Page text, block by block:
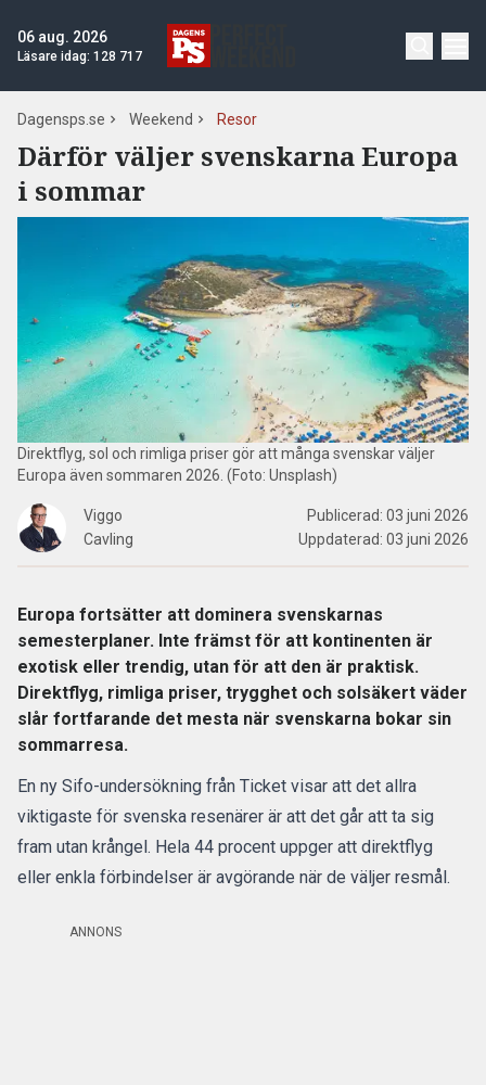
06 aug. 2026
Läsare idag: 128 717
Dagensps.se Weekend Resor
Därför väljer svenskarna Europa
i sommar
Direktflyg, sol och rimliga priser gör att många svenskar väljer
Europa även sommaren 2026. (Foto: Unsplash)
Viggo
Cavling
Publicerad: 03 juni 2026
Uppdaterad: 03 juni 2026
Europa fortsätter att dominera svenskarnas
semesterplaner. Inte främst för att kontinenten är
exotisk eller trendig, utan för att den är praktisk.
Direktflyg, rimliga priser, trygghet och solsäkert väder
slår fortfarande det mesta när svenskarna bokar sin
sommarresa.
En ny Sifo-undersökning från Ticket visar att det allra
viktigaste för svenska resenärer är att det går att ta sig
fram utan krångel. Hela 44 procent uppger att direktflyg
eller enkla förbindelser är avgörande när de väljer resmål.
ANNONS